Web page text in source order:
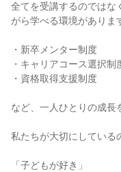
全てを受講するのではな
がら学べる環境がありま
・新卒メンター制度
・キャリアコース選択制
・資格取得支援制度
など、一人ひとりの成長
私たちが大切にしている
「子どもが好き」